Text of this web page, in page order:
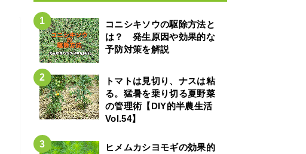
コニシキソウの駆除方法と
は？ 発生原因や効果的な
予防対策を解説
トマトは見切り、ナスは粘
る。猛暑を乗り切る夏野菜
の管理術【DIY的半農生活
Vol.54】
ヒメムカシヨモギの効果的